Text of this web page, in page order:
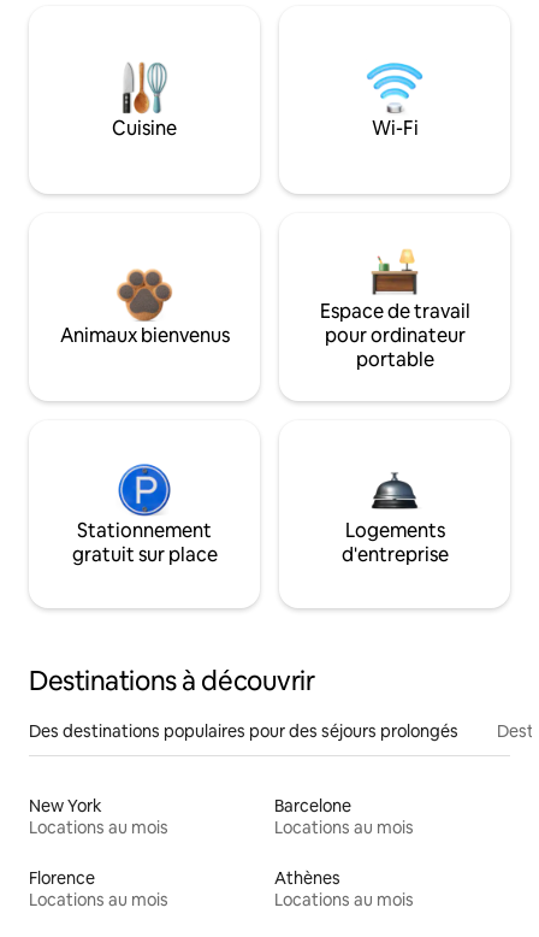
Cuisine Wi-Fi
Animaux bienvenus
Espace de travail
pour ordinateur
portable
Stationnement
gratuit sur place
Logements
d'entreprise
Destinations à découvrir
Des destinations populaires pour des séjours prolongés
New York
Locations au mois
Barcelone
Locations au mois
Florence
Locations au mois
Athènes
Locations au mois